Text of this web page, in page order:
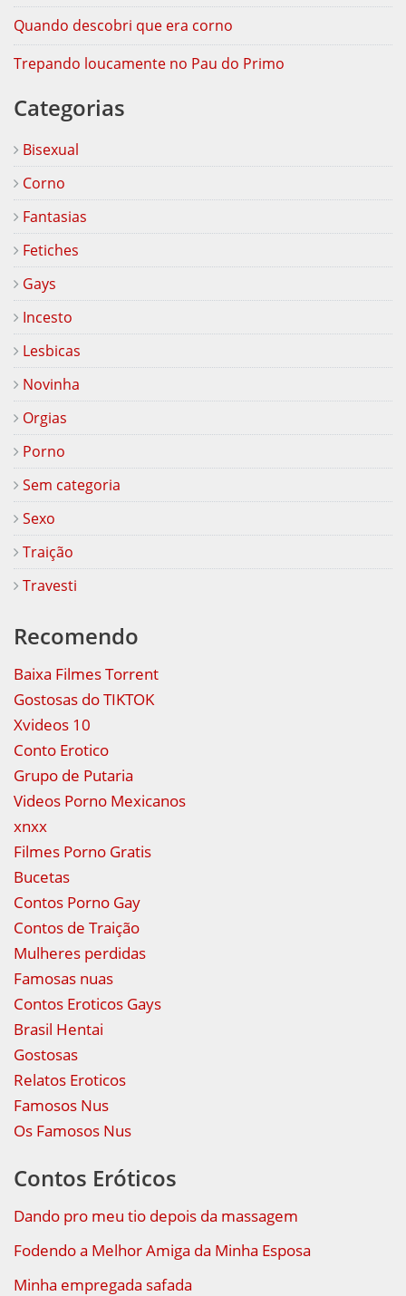
Quando descobri que era corno
Trepando loucamente no Pau do Primo
Categorias
Bisexual
Corno
Fantasias
Fetiches
Gays
Incesto
Lesbicas
Novinha
Orgias
Porno
Sem categoria
Sexo
Traição
Travesti
Recomendo
Baixa Filmes Torrent
Gostosas do TIKTOK
Xvideos 10
Conto Erotico
Grupo de Putaria
Videos Porno Mexicanos
xnxx
Filmes Porno Gratis
Bucetas
Contos Porno Gay
Contos de Traição
Mulheres perdidas
Famosas nuas
Contos Eroticos Gays
Brasil Hentai
Gostosas
Relatos Eroticos
Famosos Nus
Os Famosos Nus
Contos Eróticos
Dando pro meu tio depois da massagem
Fodendo a Melhor Amiga da Minha Esposa
Minha empregada safada